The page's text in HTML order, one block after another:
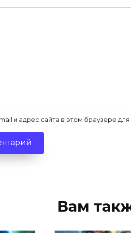
и адрес сайта в этом браузере
Вам